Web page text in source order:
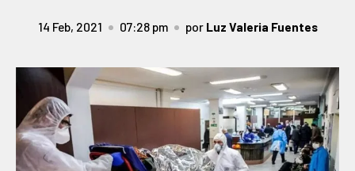
14 Feb, 2021 07:28 pm por Luz Valeria Fuentes